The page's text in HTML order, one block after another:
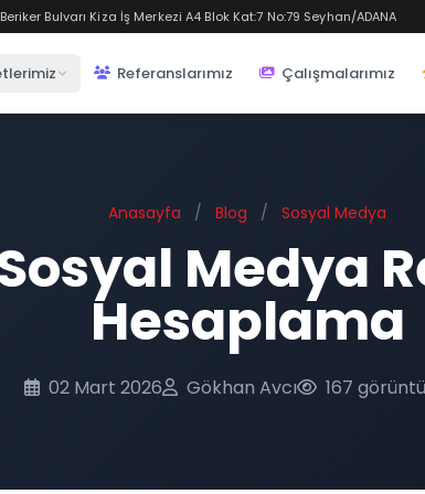
Bulvarı Kiza İş Merkezi A4 Blok Kat:7 No:79 Seyhan/ADANA
Referanslarımız Çalışmalarımız
Anasayfa / Blog / Sosyal Medya
Medya
Hesaplama
02 Mart 2026 Gökhan Avcı 167